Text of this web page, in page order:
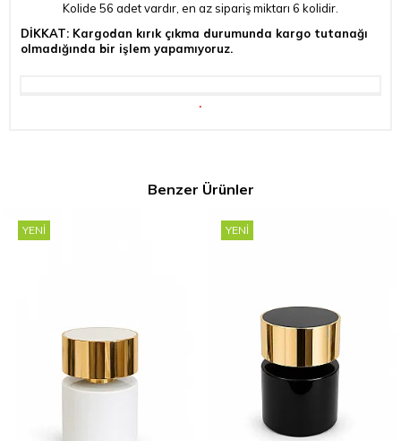
Kolide 56 adet vardır, en az sipariş miktarı 6 kolidir.
DİKKAT: Kargodan kırık çıkma durumunda kargo tutanağı
olmadığında bir işlem yapamıyoruz.
.
Benzer Ürünler
YENI YENI